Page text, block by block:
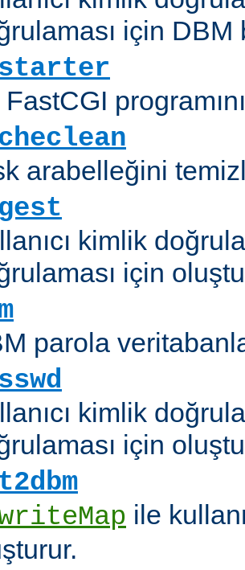
için
programını
arabelleğini
kimlik
için
parola
kimlik
için
ile